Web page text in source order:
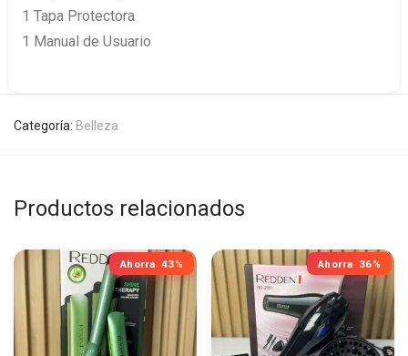
1 Tapa Protectora
1 Manual de Usuario
Categoría: Belleza
Productos relacionados
Ahorra 43% Ahorra 36%